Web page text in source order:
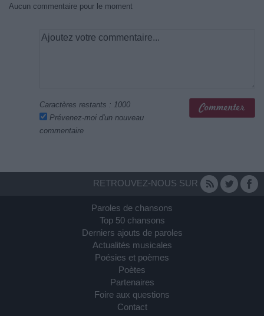
Aucun commentaire pour le moment
Caractères restants : 1000
Prévenez-moi d'un nouveau
commentaire
RETROUVEZ-NOUS SUR
Paroles de chansons
Top 50 chansons
Derniers ajouts de paroles
Actualités musicales
Poésies et poèmes
Poètes
Partenaires
Foire aux questions
Contact